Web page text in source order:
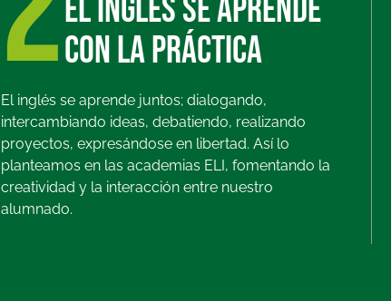
El inglés se aprende
con la práctica
El inglés se aprende juntos; dialogando,
intercambiando ideas, debatiendo, realizando
proyectos, expresándose en libertad. Así lo
planteamos en las academias ELI, fomentando la
creatividad y la interacción entre nuestro
alumnado.